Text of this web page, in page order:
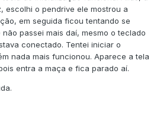
escolhi o pendrive ele mostrou a
em seguida ficou tentando se
passei mais daí, mesmo o teclado
conectado. Tentei iniciar o
nada mais funcionou. Aparece a tela
entra a maça e fica parado aí.